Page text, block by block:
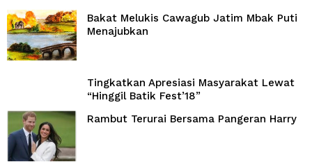
Bakat Melukis Cawagub Jatim Mbak Puti
Menajubkan
Tingkatkan Apresiasi Masyarakat Lewat
“Hinggil Batik Fest’18”
Rambut Terurai Bersama Pangeran Harry